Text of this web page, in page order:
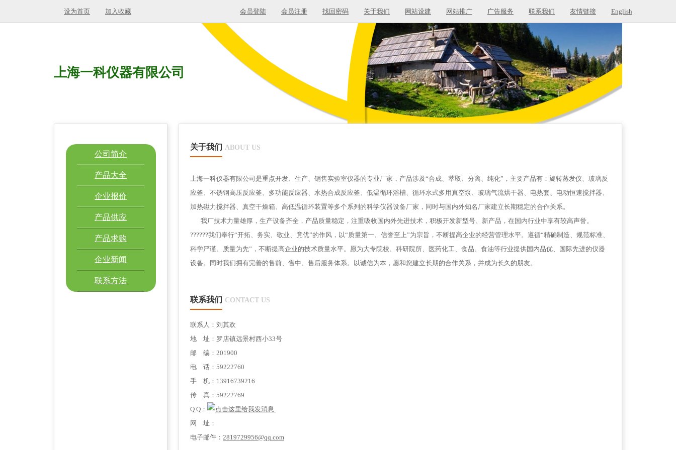
设为首页 加入收藏 会员登陆 会员注册 找回密码 关于我们 网站设建 网站推广 广告服务 联系我们 友情链接 English
上海一科仪器有限公司
公司简介
产品大全
企业报价
产品供应
产品求购
企业新闻
联系方法
关于我们 ABOUT US
上海一科仪器有限公司是重点开发、生产、销售实验室仪器的专业厂家，产品涉及“合成、萃取、分离、纯化”，主要产品有：旋转蒸发仪、玻璃反
应釜、不锈钢高压反应釜、多功能反应器、水热合成反应釜、低温循环浴槽、循环水式多用真空泵、玻璃气流烘干器、电热套、电动恒速搅拌器、
加热磁力搅拌器、真空干燥箱、高低温循环装置等多个系列的科学仪器设备厂家，同时与国内外知名厂家建立长期稳定的合作关系。
我厂技术力量雄厚，生产设备齐全，产品质量稳定，注重吸收国内外先进技术，积极开发新型号、新产品，在国内行业中享有较高声誉。
??????我们奉行“开拓、务实、敬业、竟优”的作风，以“质量第一、信誉至上”为宗旨，不断提高企业的经营管理水平。遵循“精确制造、规范标准、
科学严谨、质量为先”，不断提高企业的技术质量水平。愿为大专院校、科研院所、医药化工、食品、食油等行业提供国内品优、国际先进的仪器
设备。同时我们拥有完善的售前、售中、售后服务体系。以诚信为本，愿和您建立长期的合作关系，并成为长久的朋友。
联系我们 CONTACT US
联系人：刘其欢
地 址：罗店镇远景村西小33号
邮 编：201900
电 话：59222760
手 机：13916739216
传 真：59222769
Q Q：
网 址：
电子邮件： 2819729956@qq.com